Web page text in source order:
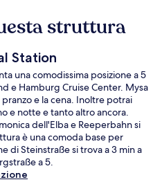
struttura
Station
una comodissima posizione a 5
e Hamburg Cruise Center. Mysa
e la cena. Inoltre potrai
e notte e tanto altro ancora.
dell'Elba e Reeperbahn si
è una comoda base per
di Steinstraße si trova a 3 min a
a 5.